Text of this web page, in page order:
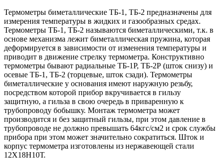
Термометры биметаллические ТБ-1, ТБ-2 предназначены для
измерения температуры в жидких и газообразных средах.
Термометры ТБ-1, ТБ-2 называются биметаллическими, т.к. в
основе механизма лежит биметаллическая пружина, которая
деформируется в зависимости от изменения температуры и
приводит в движение стрелку термометра. Конструктивно
термометры бывают радиальные ТБ-1Р, ТБ-2Р (шток снизу) и
осевые ТБ-1, ТБ-2 (торцевые, шток сзади). Термометры
биметаллические у основания имеют наружную резьбу,
посредством которой прибор вкручивается в гильзу
защитную, а гильза в свою очередь в приваренную к
трубопроводу бобышку. Монтаж термометра может
производится и без защитный гильзы, при этом давление в
трубопроводе не должно превышать 64кгс/см2 и срок службы
прибора при этом может значительно сократиться. Шток и
корпус термометра изготовлены из нержавеющей стали
12Х18Н10Т.